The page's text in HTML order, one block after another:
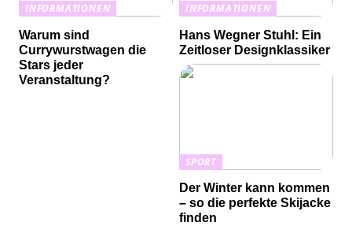
INFORMATIONEN
Warum sind
Currywurstwagen die
Stars jeder
Veranstaltung?
INFORMATIONEN
Hans Wegner Stuhl: Ein
Zeitloser Designklassiker
SPORT
Der Winter kann kommen
– so die perfekte Skijacke
finden